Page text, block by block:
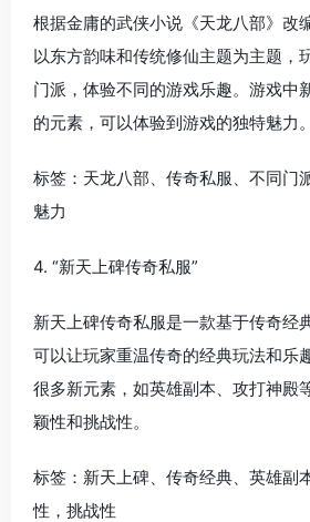
根据金庸的武侠小说《天龙八部》改
以东方韵味和传统修仙主题为主题，
门派，体验不同的游戏乐趣。游戏中
的元素，可以体验到游戏的独特魅力。
标签：天龙八部、传奇私服、不同门
魅力
4. “新天上碑传奇私服”
新天上碑传奇私服是一款基于传奇经
可以让玩家重温传奇的经典玩法和乐
很多新元素，如英雄副本、攻打神殿
颖性和挑战性。
标签：新天上碑、传奇经典、英雄副
性，挑战性